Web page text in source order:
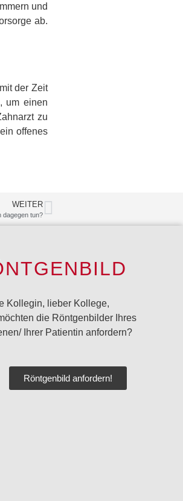
und
ab.
der Zeit
um einen
zu
offenes
WEITER
dagegen tun?
Kollegin, lieber Kollege,
die Röntgenbilder Ihres
Ihrer Patientin anfordern?
Röntgenbild anfordern!